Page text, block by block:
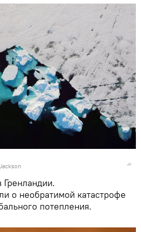
Гренландии.
о необратимой катастрофе
потепления.